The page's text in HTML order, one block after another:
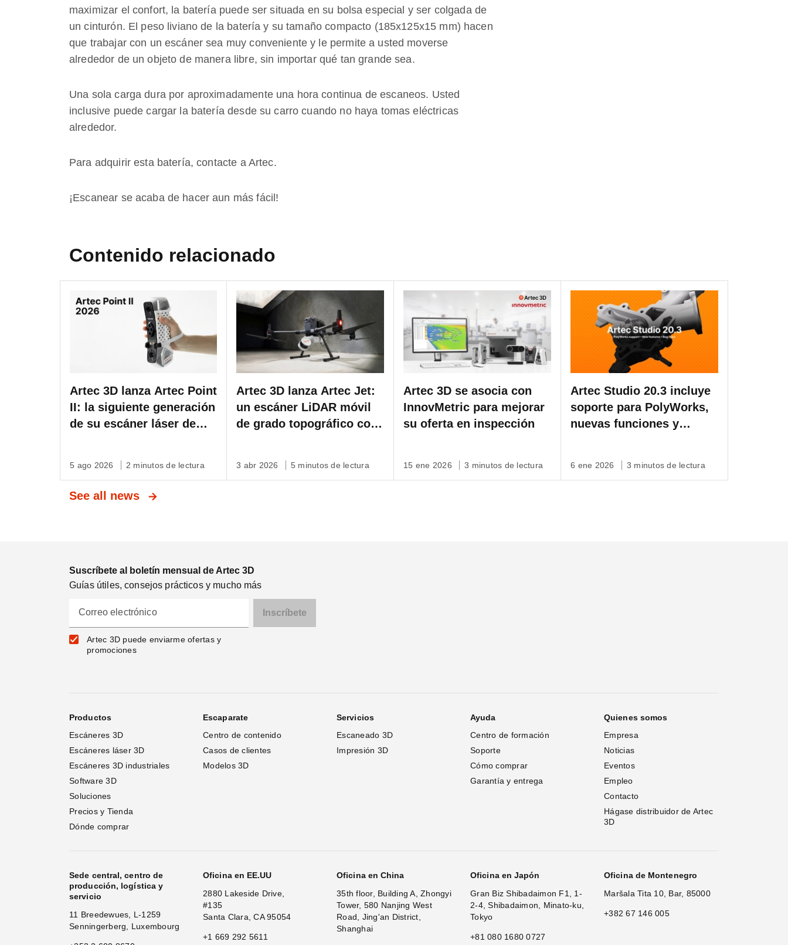
maximizar el confort, la batería puede ser situada en su bolsa especial y ser colgada de
un cinturón. El peso liviano de la batería y su tamaño compacto (185x125x15 mm) hacen
que trabajar con un escáner sea muy conveniente y le permite a usted moverse
alrededor de un objeto de manera libre, sin importar qué tan grande sea.
Una sola carga dura por aproximadamente una hora continua de escaneos. Usted
inclusive puede cargar la batería desde su carro cuando no haya tomas eléctricas
alrededor.
Para adquirir esta batería, contacte a Artec.
¡Escanear se acaba de hacer aun más fácil!
Contenido relacionado
Artec 3D lanza Artec Point
II: la siguiente generación
de su escáner láser de
5 ago 2026 2 minutos de lectura
Artec 3D lanza Artec Jet:
un escáner LiDAR móvil
de grado topográfico con
escala de emplazamiento
3 abr 2026 5 minutos de lectura
Artec 3D se asocia con
InnovMetric para mejorar
su oferta en inspección
15 ene 2026 3 minutos de lectura
Artec Studio 20.3 incluye
soporte para PolyWorks,
nuevas funciones y
6 ene 2026 3 minutos de lectura
See all news
Suscríbete al boletín mensual de Artec 3D
Guías útiles, consejos prácticos y mucho más
Correo electrónico
Artec 3D puede enviarme ofertas y
promociones
Productos
Escáneres 3D
Escáneres láser 3D
Escáneres 3D industriales
Software 3D
Soluciones
Precios y Tienda
Dónde comprar
Escaparate
Centro de contenido
Casos de clientes
Modelos 3D
Servicios
Escaneado 3D
Impresión 3D
Ayuda
Centro de formación
Soporte
Cómo comprar
Garantía y entrega
Quienes somos
Empresa
Noticias
Eventos
Empleo
Contacto
Hágase distribuidor de Artec
3D
Sede central, centro de
producción, logística y
servicio
11 Breedewues, L-1259
Senningerberg, Luxembourg
Oficina en EE.UU
2880 Lakeside Drive,
#135
Santa Clara, CA 95054
+1 669 292 5611
Oficina en China
35th floor, Building A, Zhongyi
Tower, 580 Nanjing West
Road, Jing'an District,
Shanghai
Oficina en Japón
Gran Biz Shibadaimon F1, 1-
2-4, Shibadaimon, Minato-ku,
Tokyo
+81 080 1680 0727
Oficina de Montenegro
Maršala Tita 10, Bar, 85000
+382 67 146 005